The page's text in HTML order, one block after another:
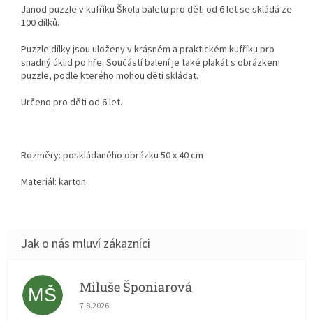
Janod puzzle v kufříku Škola baletu pro děti od 6 let se skládá ze
100 dílků.
Puzzle dílky jsou uloženyv krásném a praktickém kufříku pro
snadný úklid po hře. Součástí balení je také plakát s obrázkem
puzzle, podle kterého mohou děti skládat.
Určeno pro děti od 6 let.
Rozměry: poskládaného obrázku 50 x 40 cm
Materiál: karton
MŠ Miluše Šponiarová
Hodnocení obchodu je 5 z 5 hvězdiček.
7.8.2026